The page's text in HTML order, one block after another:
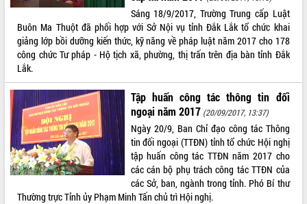
Sáng 18/9/2017, Trường Trung cấp Luật
Buôn Ma Thuột đã phối hợp với Sở Nội vụ tỉnh Đắk Lắk tổ chức khai
giảng lớp bồi dưỡng kiến thức, kỹ năng về pháp luật năm 2017 cho 178
công chức Tư pháp - Hộ tịch xã, phường, thị trấn trên địa bàn tỉnh Đắk
Lắk.
Tập huấn công tác thông tin đối
ngoại năm 2017 (20/09/2017, 13:37)
Ngày 20/9, Ban Chỉ đạo công tác Thông
tin đối ngoại (TTĐN) tỉnh tổ chức Hội nghị
tập huấn công tác TTĐN năm 2017 cho
các cán bộ phụ trách công tác TTĐN của
các Sở, ban, ngành trong tỉnh. Phó Bí thư
Thường trực Tỉnh ủy Phạm Minh Tấn chủ trì Hội nghị.